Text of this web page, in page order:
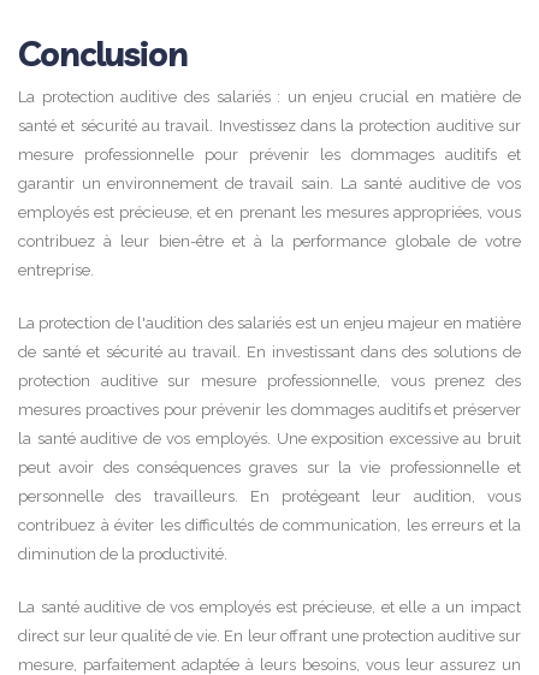
Conclusion
La protection auditive des salariés : un enjeu crucial en matière de
santé et sécurité au travail. Investissez dans la protection auditive sur
mesure professionnelle pour prévenir les dommages auditifs et
garantir un environnement de travail sain. La santé auditive de vos
employés est précieuse, et en prenant les mesures appropriées, vous
contribuez à leur bien-être et à la performance globale de votre
entreprise.
La protection de l'audition des salariés est un enjeu majeur en matière
de santé et sécurité au travail. En investissant dans des solutions de
protection auditive sur mesure professionnelle, vous prenez des
mesures proactives pour prévenir les dommages auditifs et préserver
la santé auditive de vos employés. Une exposition excessive au bruit
peut avoir des conséquences graves sur la vie professionnelle et
personnelle des travailleurs. En protégeant leur audition, vous
contribuez à éviter les difficultés de communication, les erreurs et la
diminution de la productivité.
La santé auditive de vos employés est précieuse, et elle a un impact
direct sur leur qualité de vie. En leur offrant une protection auditive sur
mesure, parfaitement adaptée à leurs besoins, vous leur assurez un